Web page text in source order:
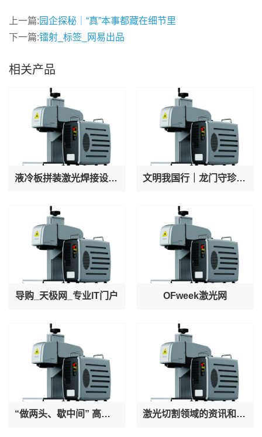
上一篇: 园企探秘｜“真”本事都藏在细节里
下一篇:镭射_标签_网易出品
相关产品
液冷板拼装激光焊接设备厂家专业出产AI服务器液冷阀焊接机 文明我国行｜龙门守珍：为千年石窟注入“数字生命力”
导购_天极网_专业IT门户 OFweek激光网
“做两头、歇中间” 高温之下守护者也在被守护 激光切割领域的资讯和技术解决方案的提供者--激光切割 - OFweek网